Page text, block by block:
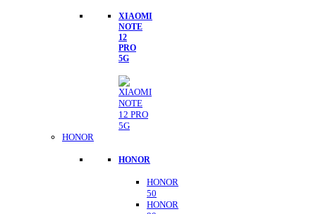
XIAOMI
NOTE
12
PRO
5G
HONOR
HONOR
HONOR
50
HONOR